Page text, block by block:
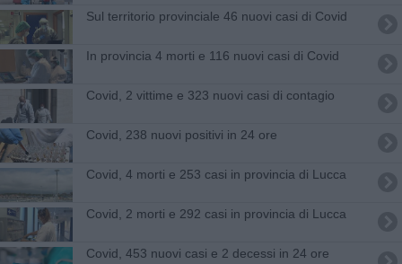
Sul territorio provinciale 46 nuovi casi di Covid
In provincia 4 morti e 116 nuovi casi di Covid
Covid, 2 vittime e 323 nuovi casi di contagio
Covid, 238 nuovi positivi in 24 ore
Covid, 4 morti e 253 casi in provincia di Lucca
Covid, 2 morti e 292 casi in provincia di Lucca
Covid, 453 nuovi casi e 2 decessi in 24 ore